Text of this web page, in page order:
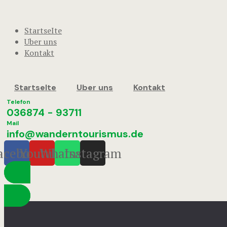
StartseIte
Uber uns
Kontakt
StartseIte Uber uns Kontakt
Telefon
036874 - 93711
Mail
info@wanderntourismus.de
Youtube
Whatsapp
Instagram